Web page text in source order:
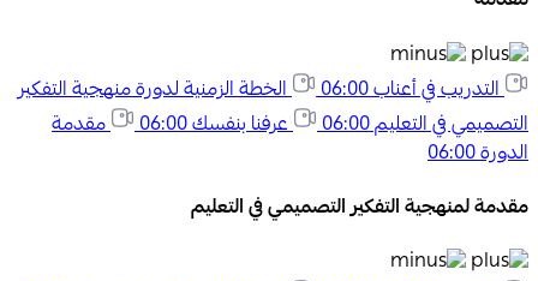
التدريب في أعناب06:00
الخطة الزمنية لدورة منهجية التفكير
التصميمي في التعليم06:00 عرفنا بنفسك06:00
مقدمة
الدورة06:00
مقدمة لمنهجية التفكير التصميمي في التعليم